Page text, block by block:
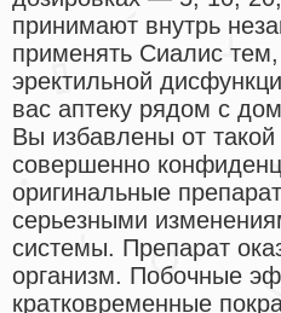
принимают внутрь
применять Сиалис
эректильной
вас аптеку рядом с
Вы избавлены от такой
совершенно
оригинальные
серьезными
системы. Препарат
организм. Побочные
кратковременные